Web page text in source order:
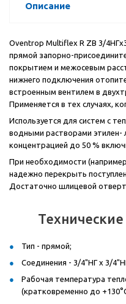
Описание
Oventrop Multiflex R ZB 3/4НГx
прямой запорно-
покрытием и межосевым
нижнего подключения
встроенным вентилем в
Применяется в тех случаях,
Используется для систем с
водными растворами этилен-
концентрацией до 50 %
При необходимости
надежно перекрыть
Достаточно шлицевой
Тип - прямой;
Соединения - 3/4"НГ x 3/
Рабочая температура
(кратковременно до